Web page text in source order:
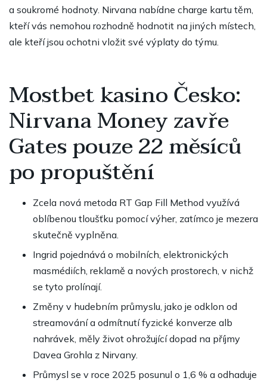
a soukromé hodnoty. Nirvana nabídne charge kartu těm,
kteří vás nemohou rozhodně hodnotit na jiných místech,
ale kteří jsou ochotni vložit své výplaty do týmu.
Mostbet kasino Česko:
Nirvana Money zavře
Gates pouze 22 měsíců
po propuštění
Zcela nová metoda RT Gap Fill Method využívá
oblíbenou tloušťku pomocí výher, zatímco je mezera
skutečně vyplněna.
Ingrid pojednává o mobilních, elektronických
masmédiích, reklamě a nových prostorech, v nichž
se tyto prolínají.
Změny v hudebním průmyslu, jako je odklon od
streamování a odmítnutí fyzické konverze alb
nahrávek, měly život ohrožující dopad na příjmy
Davea Grohla z Nirvany.
Průmysl se v roce 2025 posunul o 1,6 % a odhaduje